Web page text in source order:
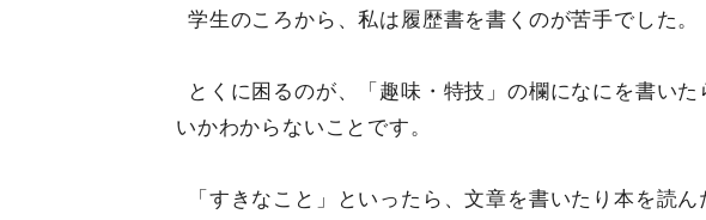
学生のころから、私は履歴書を書くのが苦手でした。
とくに困るのが、「趣味・特技」の欄になにを書いた
いかわからないことです。
「すきなこと」といったら、文章を書いたり本を読ん